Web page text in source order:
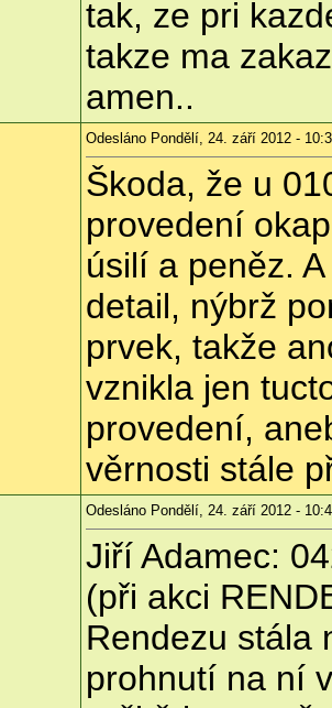
tak, ze pri
takze ma
amen..
Odesláno Pondělí, 24. září 2012 -
Škoda, že u
provedení
úsilí a peněz.
detail, nýbrž
prvek, takže
vznikla jen
provedení,
věrnosti stále
Odesláno Pondělí, 24. září 2012 -
Jiří Adamec:
(při akci
Rendezu stála
prohnutí na ní